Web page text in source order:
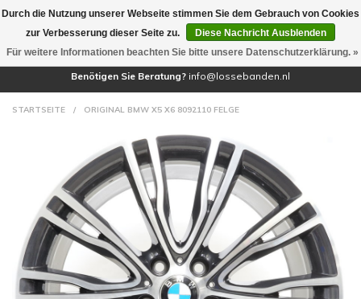
(0)
Benötigen Sie Beratung? info@lossebanden.nl
STARTSEITE / ORIGINAL BMW X5 X6 8092110 FELGE
Durch die Nutzung unserer Webseite stimmen Sie dem Gebrauch von Cookies
zur Verbesserung dieser Seite zu.
Diese Nachricht Ausblenden
Für weitere Informationen beachten Sie bitte unsere Datenschutzerklärung. »